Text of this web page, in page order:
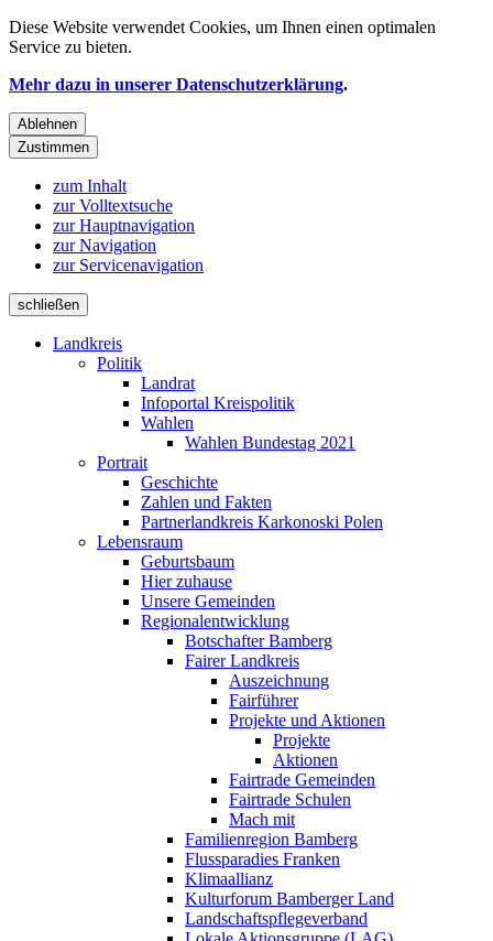
Diese Website verwendet Cookies, um Ihnen einen optimalen
Service zu bieten.
Mehr dazu in unserer Datenschutzerklärung.
Ablehnen
Zustimmen
zum Inhalt
zur Volltextsuche
zur Hauptnavigation
zur Navigation
zur Servicenavigation
schließen
Landkreis
Politik
Landrat
Infoportal Kreispolitik
Wahlen
Wahlen Bundestag 2021
Portrait
Geschichte
Zahlen und Fakten
Partnerlandkreis Karkonoski Polen
Lebensraum
Geburtsbaum
Hier zuhause
Unsere Gemeinden
Regionalentwicklung
Botschafter Bamberg
Fairer Landkreis
Auszeichnung
Fairführer
Projekte und Aktionen
Projekte
Aktionen
Fairtrade Gemeinden
Fairtrade Schulen
Mach mit
Familienregion Bamberg
Flussparadies Franken
Klimaallianz
Kulturforum Bamberger Land
Landschaftspflegeverband